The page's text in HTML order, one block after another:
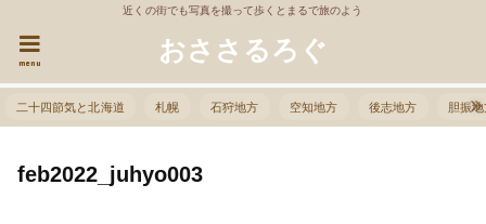
近くの街でも写真を撮って歩くとまるで旅のよう
おささるろぐ
menu
二十四節気と北海道 札幌 石狩地方 空知地方 後志地方 胆振
feb2022_juhyo003